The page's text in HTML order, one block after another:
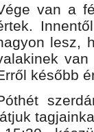
van a
lesz,
később